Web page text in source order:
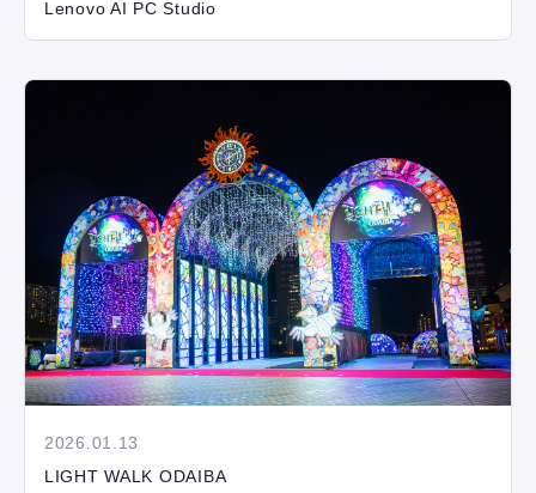
Lenovo AI PC Studio
2026.01.13
LIGHT WALK ODAIBA